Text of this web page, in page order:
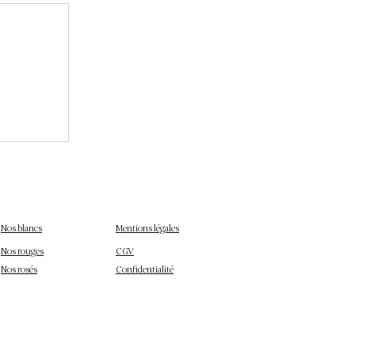
Nos blancs
Nos rouges
Nos rosés
Mentions légales
CGV
Confidentialité